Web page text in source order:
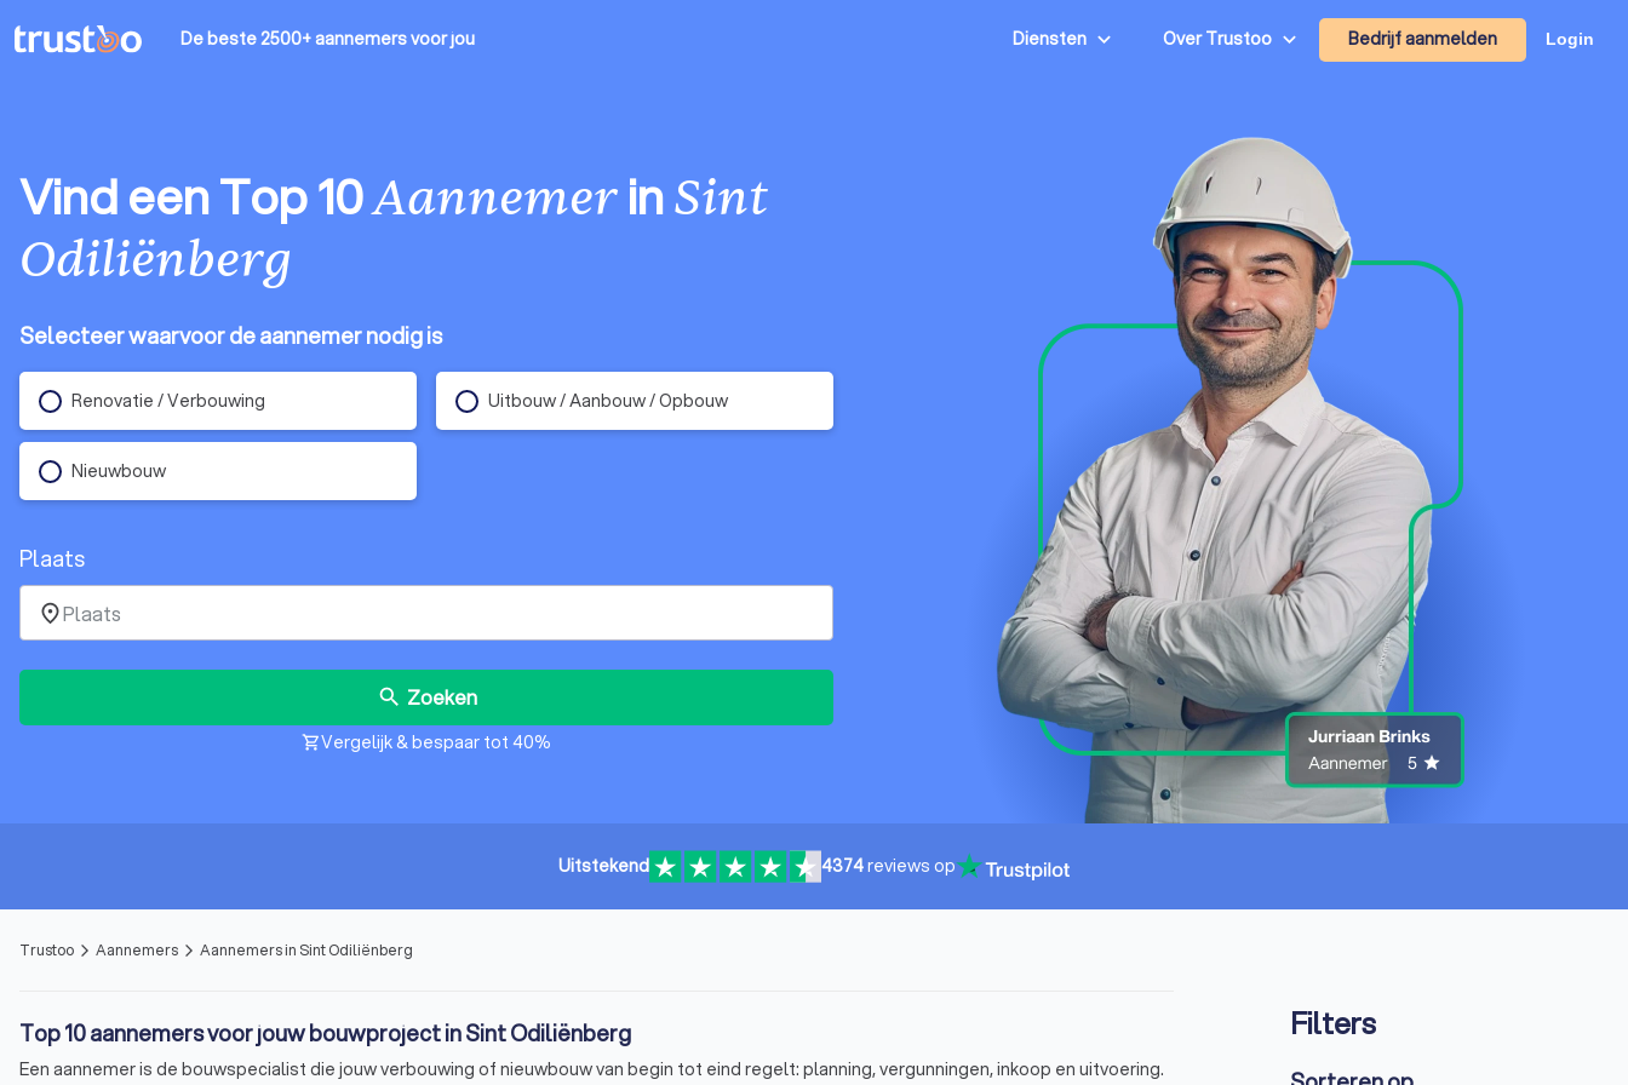
De beste 2500+ aannemersvoor jou Diensten Over Trustoo Bedrijf aanmelden Login
Vind een Top 10AannemerinSint
Odiliënberg
Selecteer waarvoor de aannemer nodig is
Renovatie / Verbouwing Uitbouw / Aanbouw / Opbouw
Nieuwbouw
Plaats
place
search Zoeken
shopping_cartVergelijk & bespaar tot 40%
Uitstekend 4374reviews op
Trustoo arrow_forward_ios Aannemers arrow_forward_ios Aannemers in Sint Odiliënberg
Top 10 aannemers voor jouw bouwproject in Sint Odiliënberg
Een aannemer is de bouwspecialist die jouw verbouwing of nieuwbouw van begin tot eind regelt: planning, vergunningen, inkoop en uitvoering.
Filters